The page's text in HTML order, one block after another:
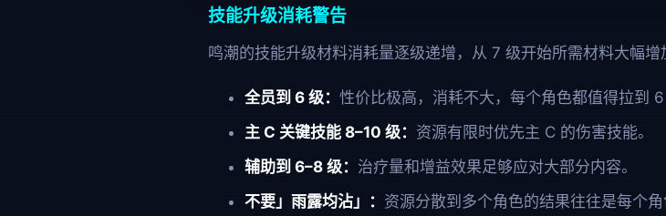
技能升级消耗警告
鸣潮的技能升级材料消耗量逐级递增，从 7 级开始所需材料大幅增
全员到 6 级： 性价比极高，消耗不大，每个角色都值得拉到 6
主 C 关键技能 8–10 级： 资源有限时优先主 C 的伤害技能。
辅助到 6–8 级： 治疗量和增益效果足够应对大部分内容。
不要」雨露均沾」： 资源分散到多个角色的结果往往是每个